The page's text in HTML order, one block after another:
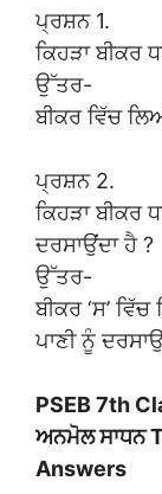
ਪ੍ਰਸ਼ਨ 1.
ਕਿਹੜਾ ਬੀਕਰ
ਉੱਤਰ-
ਬੀਕਰ ਵਿੱਚ
ਪ੍ਰਸ਼ਨ 2.
ਕਿਹੜਾ ਬੀਕਰ
ਦਰਸਾਉਂਦਾ ਹੈ ?
ਉੱਤਰ-
ਬੀਕਰ ‘ਸ’
ਪਾਣੀ ਨੂੰ
PSEB 7th
ਅਨਮੋਲ ਸਾਧਨ
Answers